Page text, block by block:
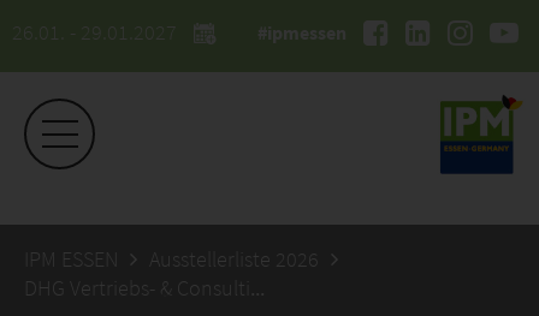
26.01. - 29.01.2027 #ipmessen
IPM ESSEN
Ausstellerliste 2026
DHG Vertriebs- & Consultinggesellschaft mbH